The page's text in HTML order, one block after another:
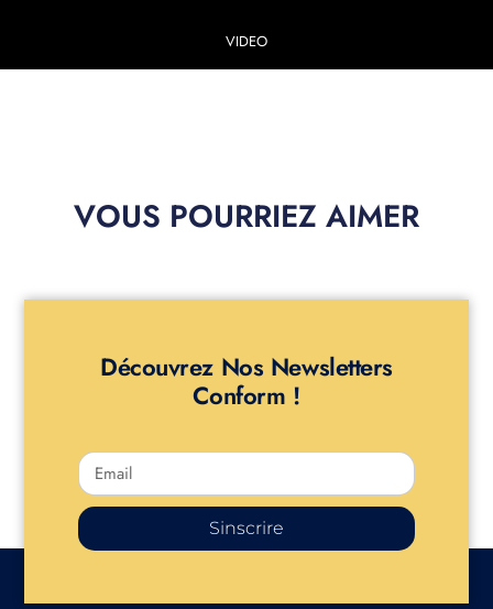
VIDEO
VOUS POURRIEZ AIMER
Découvrez Nos Newsletters
Conform !
Sinscrire